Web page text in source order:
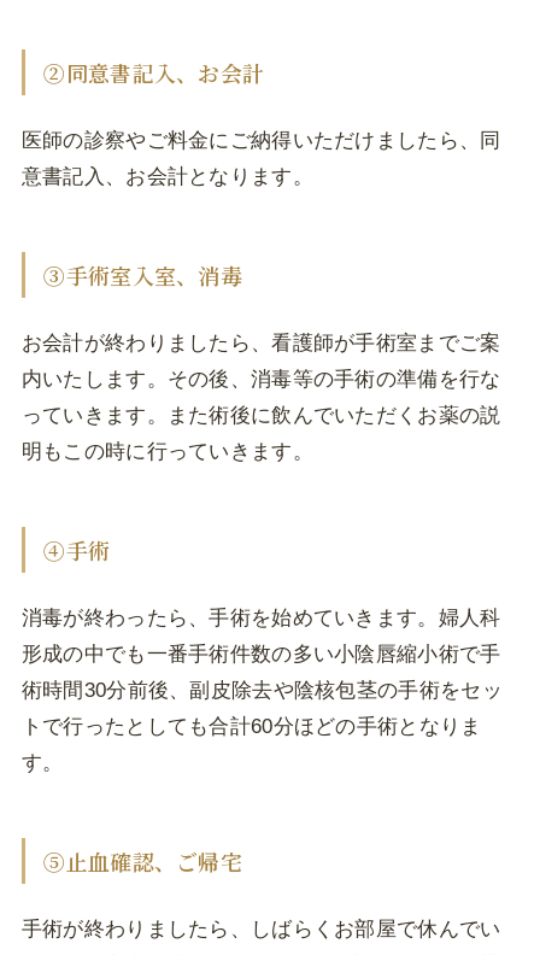
②同意書記入、お会計
医師の診察やご料金にご納得いただけましたら、同
意書記入、お会計となります。
③手術室入室、消毒
お会計が終わりましたら、看護師が手術室までご案
内いたします。その後、消毒等の手術の準備を行な
っていきます。また術後に飲んでいただくお薬の説
明もこの時に行っていきます。
④手術
消毒が終わったら、手術を始めていきます。婦人科
形成の中でも一番手術件数の多い小陰唇縮小術で手
術時間30分前後、副皮除去や陰核包茎の手術をセッ
トで行ったとしても合計60分ほどの手術となりま
す。
⑤止血確認、ご帰宅
手術が終わりましたら、しばらくお部屋で休んでい